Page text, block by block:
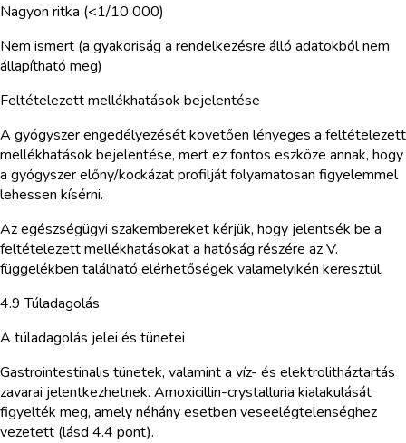
Nagyon ritka (<1/10 000)
Nem ismert (a gyakoriság a rendelkezésre álló adatokból nem
állapítható meg)
Feltételezett mellékhatások bejelentése
A gyógyszer engedélyezését követően lényeges a feltételezett
mellékhatások bejelentése, mert ez fontos eszköze annak, hogy
a gyógyszer előny/kockázat profilját folyamatosan figyelemmel
lehessen kísérni.
Az egészségügyi szakembereket kérjük, hogy jelentsék be a
feltételezett mellékhatásokat a hatóság részére az V.
függelékben található elérhetőségek valamelyikén keresztül.
4.9 Túladagolás
A túladagolás jelei és tünetei
Gastrointestinalis tünetek, valamint a víz- és elektrolitháztartás
zavarai jelentkezhetnek. Amoxicillin-crystalluria kialakulását
figyelték meg, amely néhány esetben veseelégtelenséghez
vezetett (lásd 4.4 pont).